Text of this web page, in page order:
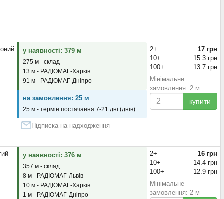
у наявності: 379 м
275 м - склад
13 м - РАДІОМАГ-Харків
91 м - РАДІОМАГ-Дніпро
на замовлення: 25 м
25 м - термін постачання 7-21 дні (днів)
Підписка на надходження
2+
17 грн
10+
15.3 грн
100+
13.7 грн
Мінімальне
замовлення: 2 м
купити
у наявності: 376 м
357 м - склад
8 м - РАДІОМАГ-Львів
10 м - РАДІОМАГ-Харків
1 м - РАДІОМАГ-Дніпро
2+
16 грн
10+
14.4 грн
100+
12.9 грн
Мінімальне
замовлення: 2 м